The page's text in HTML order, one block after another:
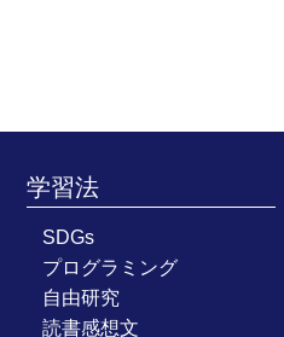
学習法
SDGs
プログラミング
自由研究
読書感想文